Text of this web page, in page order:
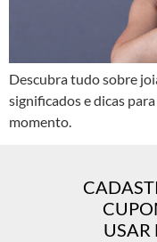
Descubra tudo sobre
significados e dicas
momento.
USAR